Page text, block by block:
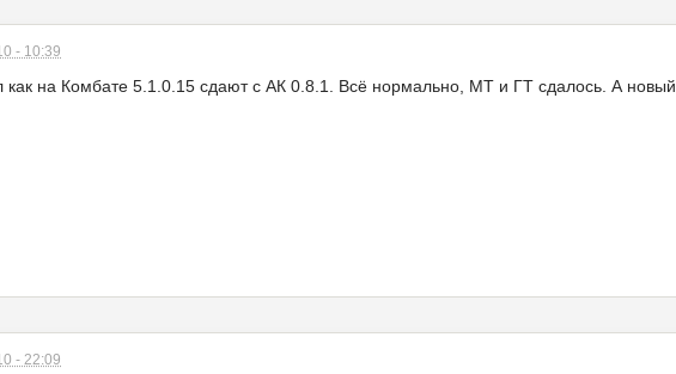
- 10:39
как на Комбате 5.1.0.15 сдают с АК 0.8.1. Всё нормально, МТ и ГТ сдалось. А
- 22:09